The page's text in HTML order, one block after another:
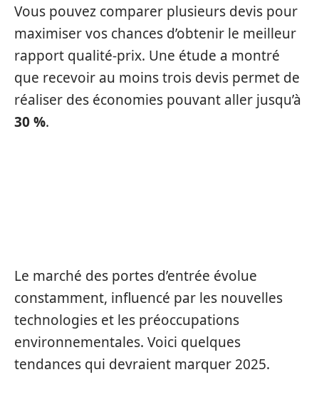
Vous pouvez comparer plusieurs devis pour
maximiser vos chances d’obtenir le meilleur
rapport qualité-prix. Une étude a montré
que recevoir au moins trois devis permet de
réaliser des économies pouvant aller jusqu’à
30 %.
Le marché des portes d’entrée évolue
constamment, influencé par les nouvelles
technologies et les préoccupations
environnementales. Voici quelques
tendances qui devraient marquer 2025.